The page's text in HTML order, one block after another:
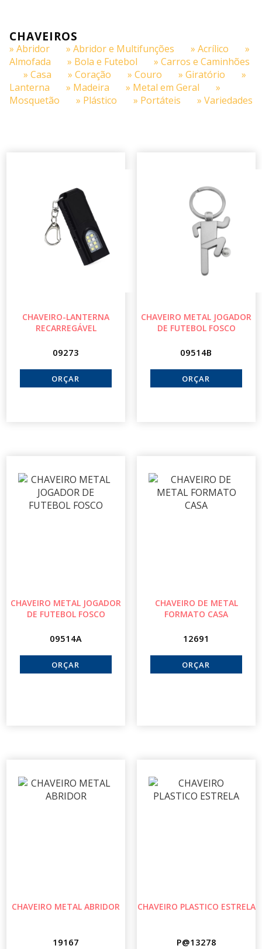
CHAVEIROS
» Abridor » Abridor e Multifunções » Acrílico »
Almofada » Bola e Futebol » Carros e Caminhões
» Casa » Coração » Couro » Giratório »
Lanterna » Madeira » Metal em Geral »
Mosquetão » Plástico » Portáteis » Variedades
CHAVEIRO-LANTERNA
RECARREGÁVEL
09273
CHAVEIRO METAL JOGADOR
DE FUTEBOL FOSCO
09514B
CHAVEIRO METAL JOGADOR
DE FUTEBOL FOSCO
09514A
CHAVEIRO DE METAL
FORMATO CASA
12691
CHAVEIRO METAL ABRIDOR
19167
CHAVEIRO PLASTICO ESTRELA
P@13278